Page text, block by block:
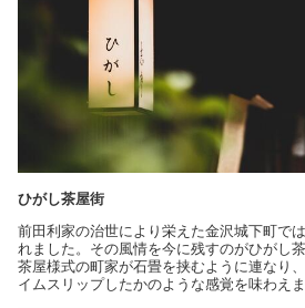
ひがし茶屋街
前田利家の治世により栄えた金沢城下町で
れました。その風情を今に残すのがひがし
茶屋様式の町家が石畳を挟むように連なり
イムスリップしたかのような感覚を味わえま